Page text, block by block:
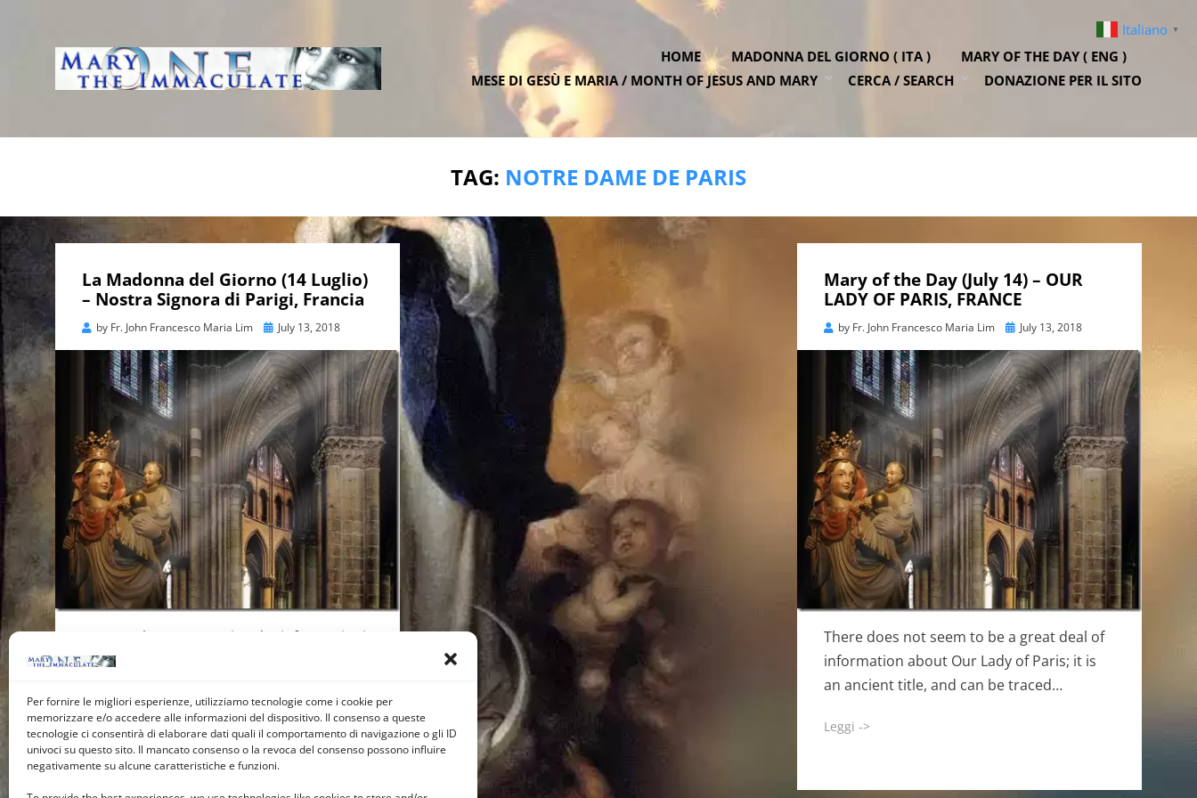
Per fornire le migliori esperienze, utilizziamo tecnologie come i cookie per
memorizzare e/o accedere alle informazioni del dispositivo. Il consenso a queste
tecnologie ci consentirà di elaborare dati quali il comportamento di navigazione o gli ID
univoci su questo sito. Il mancato consenso o la revoca del consenso possono influire
negativamente su alcune caratteristiche e funzioni.
WWW.IMMACULATE.ONE
HOME MADONNA DEL GIORNO ( ITA )
MARY OF THE DAY ( ENG )
MESE DI GESÙ E MARIA / MONTH OF JESUS AND MARY
CERCA / SEARCH DONAZIONE PER IL SITO
TAG: NOTRE DAME DE PARIS
La Madonna del Giorno (14 Luglio)
– Nostra Signora di Parigi, Francia
by Fr. John Francesco Maria Lim
PostedJuly 13, 2018
Non sembrano esserci molte informazioni
sulla Madonna di Parigi; è un titolo antico,
secolo, quando fu iniziata…
Leggi ->
Mary of the Day (July 14) – OUR
LADY OF PARIS, FRANCE
by Fr. John Francesco Maria Lim
PostedJuly 13, 2018
There does not seem to be a great deal of
information about Our Lady of Paris; it is
an ancient title, and can be traced…
Leggi ->
Italiano ▼